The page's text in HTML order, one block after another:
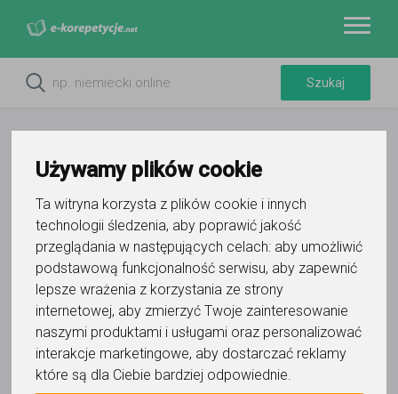
Używamy plików cookie
Ta witryna korzysta z plików cookie i innych
technologii śledzenia, aby poprawić jakość
przeglądania w następujących celach: aby umożliwić
podstawową funkcjonalność serwisu, aby zapewnić
lepsze wrażenia z korzystania ze strony
internetowej, aby zmierzyć Twoje zainteresowanie
naszymi produktami i usługami oraz personalizować
interakcje marketingowe, aby dostarczać reklamy
które są dla Ciebie bardziej odpowiednie
Jak piszemy - nie bardzo czy
niebardzo?
Administracja serwisu
5 grudnia 2023 - 1 min czytania
Nie bardzo czyniebardzo
? Jeśli zastanawiacie się nad tym,
która forma jest poprawna, to z pewnością nie jesteście